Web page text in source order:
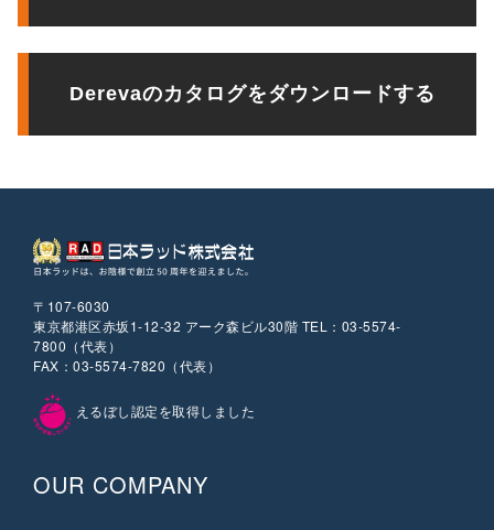
Derevaのカタログをダウンロードする
〒107-6030
東京都港区赤坂1-12-32 アーク森ビル30階 TEL：03-5574-
7800（代表）
FAX：03-5574-7820（代表）
えるぼし認定を取得しました
OUR COMPANY